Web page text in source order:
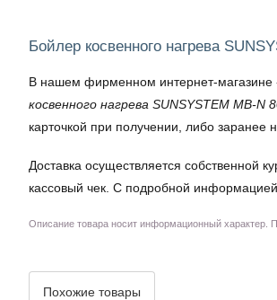
Бойлер косвенного нагрева
В нашем фирменном интернет-магазине
косвенного нагрева SUNSYSTEM MB-N
карточкой при получении, либо заранее
Доставка осуществляется собственной
кассовый чек. С подробной
Описание товара носит информационный характер.
Похожие товары